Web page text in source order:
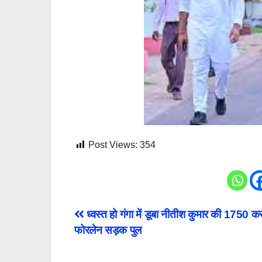
Post Views: 354
Post
navigation
ध्वस्त हो गंगा में डूबा नीतीश कुमार की 1750
फोरलेन सड़क पुल